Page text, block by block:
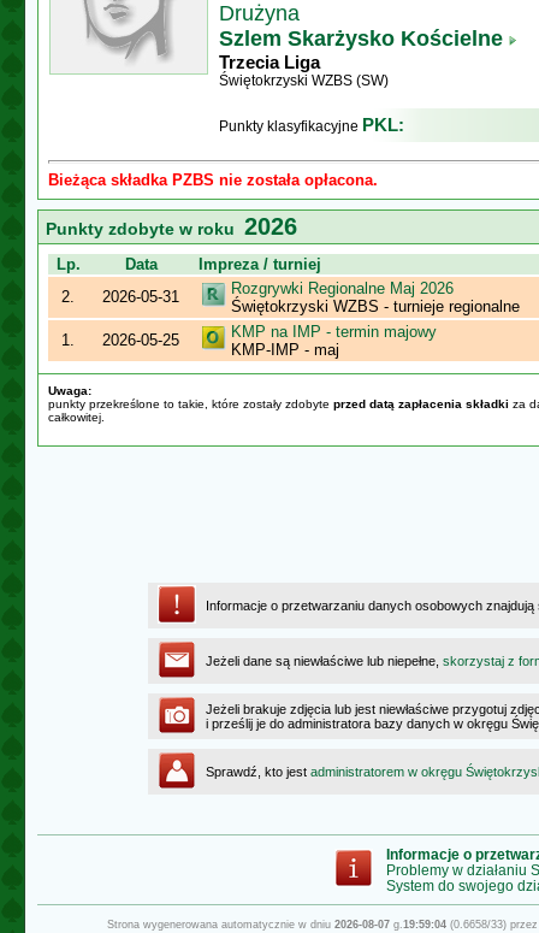
Drużyna
Szlem Skarżysko Kościelne
Trzecia Liga
Świętokrzyski WZBS (SW)
Punkty klasyfikacyjne PKL:
Bieżąca składka PZBS nie została opłacona.
Punkty zdobyte w roku 2026
Lp. Data
Impreza / turniej
2.
2026-05-31
Rozgrywki Regionalne Maj 2026
Świętokrzyski WZBS - turnieje regionalne
1.
2026-05-25
KMP na IMP - termin majowy
KMP-IMP - maj
Uwaga:
punkty przekreślone to takie, które zostały zdobyte przed datą zapłacenia składki za
całkowitej.
Informacje o przetwarzaniu danych osobowych
Jeżeli dane są niewłaściwe lub niepełne, skorzystaj z
Jeżeli brakuje zdjęcia lub jest niewłaściwe przygotuj
i prześlij je do administratora bazy danych w okręgu
Sprawdź, kto jest administratorem w okręgu
Informacje o
Problemy w działaniu
System do swojego
Strona wygenerowana automatycznie w dniu 2026-08-07g.19:59:04(0.6658/33)